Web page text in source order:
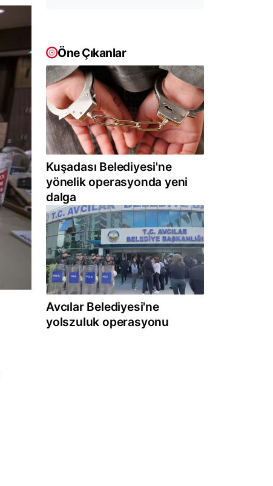
Öne Çıkanlar
Kuşadası Belediyesi'ne
yönelik operasyonda yeni
dalga
Avcılar Belediyesi'ne
yolszuluk operasyonu